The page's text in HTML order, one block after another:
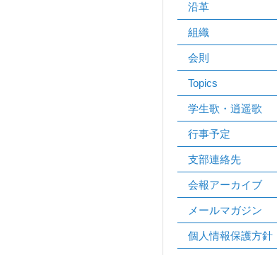
沿革
組織
会則
Topics
学生歌・逍遥歌
行事予定
支部連絡先
会報アーカイブ
メールマガジン
個人情報保護方針